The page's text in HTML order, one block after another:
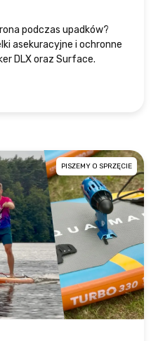
podczas upadków?
asekuracyjne i ochronne
DLX oraz Surface.
PISZEMY O SPRZĘCIE